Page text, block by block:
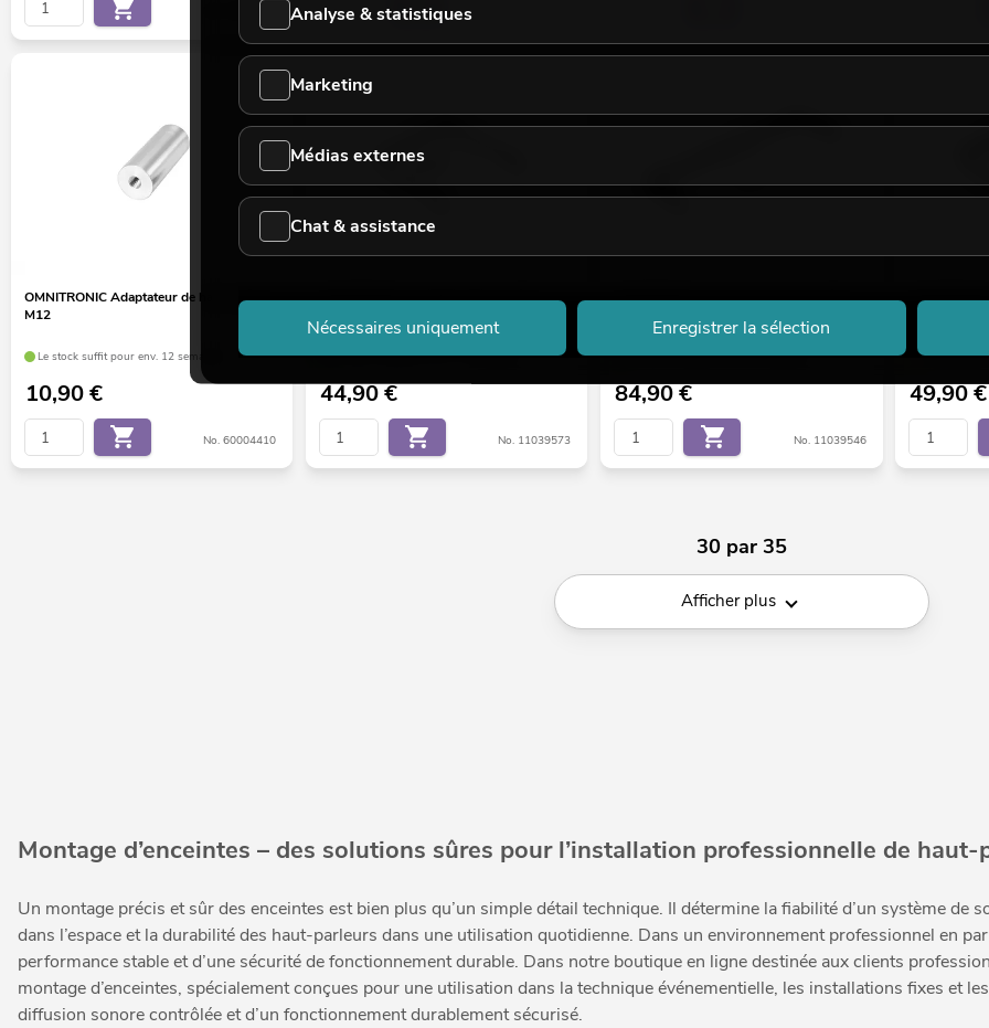
OMNITRONIC Adaptateur de haut-parleur
M12
Le stock suffit pour env. 12 semaines.
10,90€
No. 60004410
OMNITRONIC Swingbracket for PAS-
Le stock suffit pour env. 12 semaines.
44,90€
No. 11039573
OMNITRONIC Support mural pour PAS-
Le stock suffit pour env. 4 semaines.
84,90€
No. 11039546
49,90€
30 par 35
Afficher plus
Montage d’enceintes – des solutions sûres pour l’installation professionnelle de haut-
Un montage précis et sûr des enceintes est bien plus qu’un simple détail technique. Il détermine la fiabilité d’un système
dans l’espace et la durabilité des haut-parleurs dans une utilisation quotidienne. Dans un environnement professionnel en
performance stable et d’une sécurité de fonctionnement durable. Dans notre boutique en ligne destinée aux clients
montage d’enceintes, spécialement conçues pour une utilisation dans la technique événementielle, les installations fixes et
diffusion sonore contrôlée et d’un fonctionnement durablement sécurisé.
Analyse & statistiques
Marketing
Médias externes
Chat & assistance
Nécessaires uniquement Enregistrer la sélection